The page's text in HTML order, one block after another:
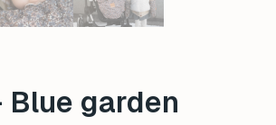
Blue garden